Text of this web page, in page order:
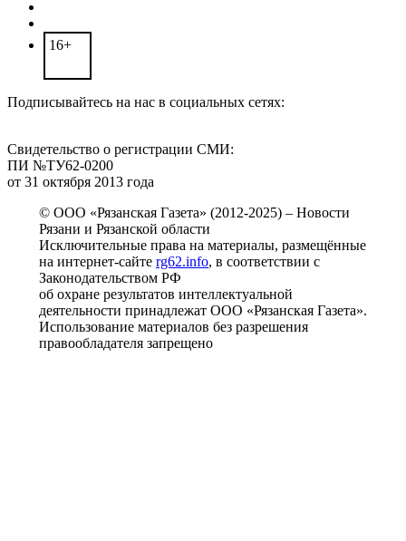
16+
Подписывайтесь на нас в социальных сетях:
Свидетельство о регистрации СМИ:
ПИ №ТУ62-0200
от 31 октября 2013 года
© ООО «Рязанская Газета» (2012-2025) – Новости
Рязани и Рязанской области
Исключительные права на материалы, размещённые
на интернет-сайте rg62.info, в соответствии с
Законодательством РФ
об охране результатов интеллектуальной
деятельности принадлежат ООО «Рязанская Газета».
Использование материалов без разрешения
правообладателя запрещено